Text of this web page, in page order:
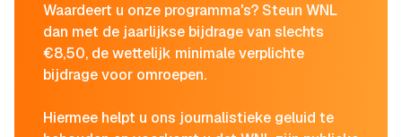
Waardeert u onze programma's? Steun WNL
dan met de jaarlijkse bijdrage van slechts
€8,50, de wettelijk minimale verplichte
bijdrage voor omroepen.
Hiermee helpt u ons journalistieke geluid te